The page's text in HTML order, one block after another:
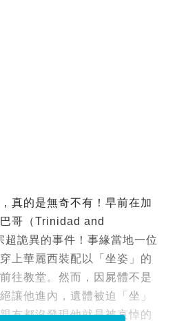
真的是無奇不有！早前在加
哥（Trinidad and
詭異的事件！事緣當地一位
上華麗西裝配以「坐姿」的
往教堂。然而，因屍體不是
讓他進內，遺體被迫「坐」
友都沒發現他就是被哀悼的